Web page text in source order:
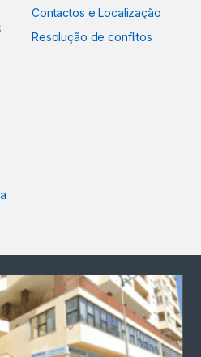
Contactos e Localização
Resolução de conflitos